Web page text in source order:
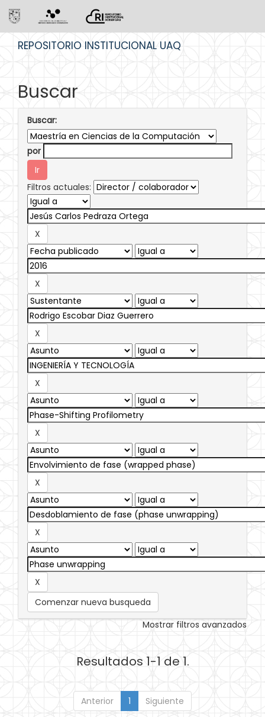
REPOSITORIO INSTITUCIONAL UAQ
Buscar
Buscar:
por
Filtros actuales:
Comenzar nueva busqueda
Mostrar filtros avanzados
Resultados 1-1 de 1.
Anterior 1 Siguiente